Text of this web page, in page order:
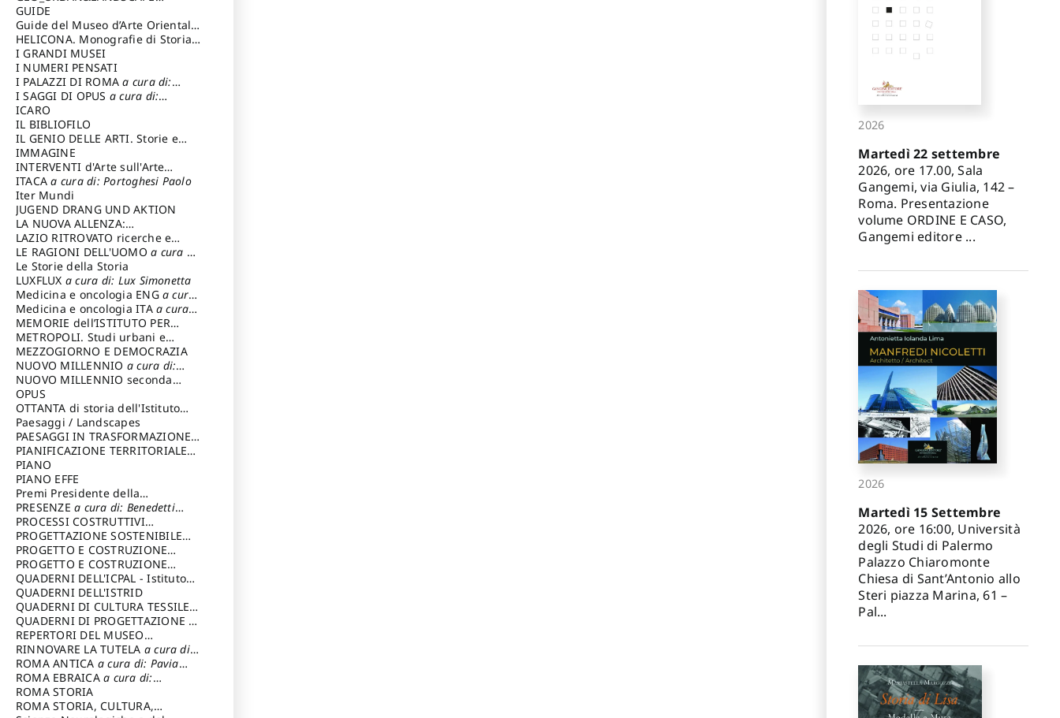
PLANNING (GULP)
Trusiani Elio
GUIDE
Guide del Museo d’Arte Orientale
“Giuseppe Tucci”
HELICONA. Monografie di Storia
dell'Artea cura di: Gallo Marco
I GRANDI MUSEI
I NUMERI PENSATI
I PALAZZI DI ROMAa cura di:
Ippoliti Alessandro
I SAGGI DI OPUS a cura di:
Scalesse Tommaso
ICARO
IL BIBLIOFILO
IL GENIO DELLE ARTI. Storie e
interpretazione
IMMAGINE
INTERVENTI d'Arte sull'Arte
dedicata alla cultura della
conservazione d’arte
Fondazione Paola Droghetti onlus
ITACAa cura di: Portoghesi Paolo
Iter Mundi
JUGEND DRANG UND AKTION
LA NUOVA ALLENZA:
ARCHITETTURA & AMBIENTE
LAZIO RITROVATO ricerche e
restauri
LE RAGIONI DELL'UOMOa cura di:
Lombardi Satriani Luigi
Le Storie della Storia
LUXFLUX a cura di: Lux Simonetta
Medicina e oncologia ENG a cura
di: Lopez Massimo
Medicina e oncologia ITA a cura
di: Lopez Massimo
MEMORIE dell’ISTITUTO PER
STORIA DEL RISORGIMENTO
METROPOLI. Studi urbani e
regionali
MEZZOGIORNO E DEMOCRAZIA
NUOVO MILLENNIO a cura di:
Capaldo Pellegrino
NUOVO MILLENNIO seconda
serie
Francesco
OPUS
OTTANTA di storia dell'Istituto
storia dell’Istitutoa cura di:
Cavalieri Patrizia
Paesaggi / Landscapes
PAESAGGI IN TRASFORMAZIONEa
cura di: Corti Enrico A.
PIANIFICAZIONE TERRITORIALE
URBANISTICA ED AMBIENTALE
cura di: Costa Enrico
PIANO
PIANO EFFE
Premi Presidente della
Repubblica
PRESENZEa cura di: Benedetti
Sandro
PROCESSI COSTRUTTIVI
DELL'ARCHITETTURAa cura di:
Ippoliti Alessandro
PROGETTAZIONE SOSTENIBILE
PARTECIPATA
PROGETTO E COSTRUZIONE
DELL’ARCHITETTURA
PROGETTO E COSTRUZIONE
SOSTENIBILE
QUADERNI DELL'ICPAL - Istituto
centrale per il restauro e la
conservazione del patrimonio
archivistico e librario
QUADERNI DELL'ISTRID
QUADERNI DI CULTURA TESSILEa
cura di: Crispolti Livia
QUADERNI DI PROGETTAZIONE a
cura di: Giura Longo Tommaso
REPERTORI DEL MUSEO
CENTRALE DEL RISORGIMENTOa
cura di: Pizzo Marco
RINNOVARE LA TUTELA a cura di:
Cicalò Enrico
ROMA ANTICA a cura di: Pavia
Carlo
ROMA EBRAICAa cura di:
Procaccia Claudio
ROMA STORIA
ROMA STORIA, CULTURA,
2026
Martedì 22 settembre
2026, ore 17.00, Sala
Gangemi, via Giulia, 142 –
Roma. Presentazione
volume ORDINE E CASO,
Gangemi editore ...
2026
Martedì 15 Settembre
2026, ore 16:00, Università
degli Studi di Palermo
Palazzo Chiaromonte
Chiesa di Sant’Antonio allo
Steri piazza Marina, 61 –
Pal...